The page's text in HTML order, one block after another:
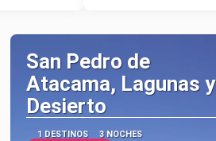
San Pedro de
Atacama, Lagunas y
Desierto
1 DESTINOS 3 NOCHES